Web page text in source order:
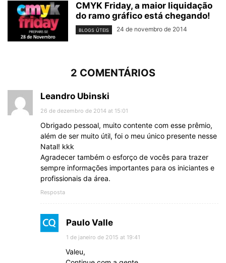
CMYK Friday, a maior liquidação
do ramo gráfico está chegando!
BLOGS ÚTEIS 24 de novembro de 2014
2 COMENTÁRIOS
Leandro Ubinski
26 de dezembro de 2014 at 15:01
Obrigado pessoal, muito contente com esse prêmio,
além de ser muito útil, foi o meu único presente nesse
Natal! kkk
Agradecer também o esforço de vocês para trazer
sempre informações importantes para os iniciantes e
profissionais da área.
Resposta
Paulo Valle
1 de janeiro de 2015 at 19:41
Valeu,